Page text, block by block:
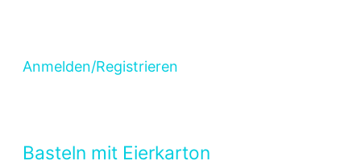
Anmelden/Registrieren
Basteln mit Eierkarton